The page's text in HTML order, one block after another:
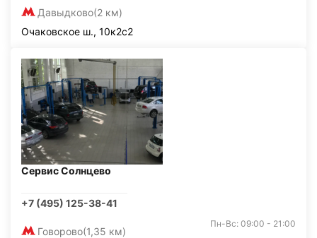
Давыдково(2 км)
Очаковское ш., 10к2с2
Сервис Солнцево
+7 (495) 125-38-41
Говорово(1,35 км)
Пн-Вс: 09:00 - 21:00